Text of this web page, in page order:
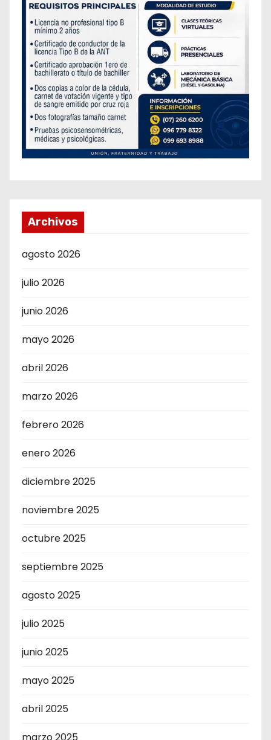
Archivos
agosto 2026
julio 2026
junio 2026
mayo 2026
abril 2026
marzo 2026
febrero 2026
enero 2026
diciembre 2025
noviembre 2025
octubre 2025
septiembre 2025
agosto 2025
julio 2025
junio 2025
mayo 2025
abril 2025